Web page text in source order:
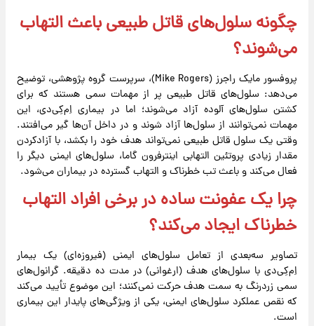
چگونه سلول‌های قاتل طبیعی باعث التهاب
می‌شوند؟
پروفسور مایک راجرز (Mike Rogers)، سرپرست گروه پژوهشی، توضیح
می‌دهد: سلول‌های قاتل طبیعی پر از مهمات سمی هستند که برای
کشتن سلول‌های آلوده آزاد می‌شوند؛ اما در بیماری اِم‌کِی‌دی، این
مهمات نمی‌توانند از سلول‌ها آزاد شوند و در داخل آن‌ها گیر می‌افتند.
وقتی یک سلول قاتل طبیعی نمی‌تواند هدف خود را بکشد، با آزادکردن
مقدار زیادی پروتئین التهابی اینترفرون گاما، سلول‌های ایمنی دیگر را
فعال می‌کند و باعث تب خطرناک و التهاب گسترده در بیماران می‌شود.
چرا یک عفونت ساده در برخی افراد التهاب
خطرناک ایجاد می‌کند؟
تصاویر سه‌بعدی از تعامل سلول‌های ایمنی (فیروزه‌ای) یک بیمار
اِم‌کِی‌دی با سلول‌های هدف (ارغوانی) در مدت ده دقیقه. گرانول‌های
سمی زردرنگ به سمت هدف حرکت نمی‌کنند؛ این موضوع تأیید می‌کند
که نقص عملکرد سلول‌های ایمنی، یکی از ویژگی‌های پایدار این بیماری
است.